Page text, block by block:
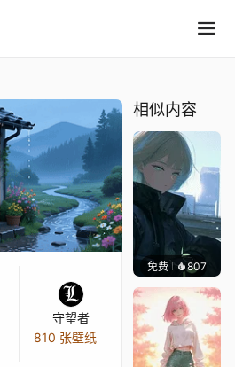
守望者
810 张壁纸
相似内容
免费 807辰东